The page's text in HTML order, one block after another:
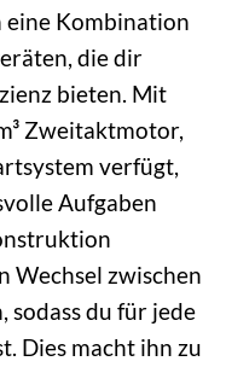
eine Kombination
die dir
bieten. Mit
Zweitaktmotor,
verfügt,
Aufgaben
Wechsel zwischen
sodass du für jede
Dies macht ihn zu